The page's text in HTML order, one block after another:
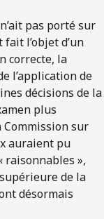
n’ait pas porté sur
l’objet d’un
correcte, la
l’application de
décisions de la
plus
Commission sur
auraient pu
raisonnables »,
de la
désormais